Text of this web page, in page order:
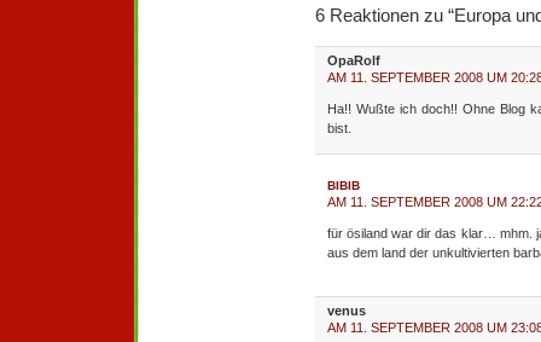
6 Reaktionen zu “Europa
OpaRolf
AM 11. SEPTEMBER 2008 UM
Ha!! Wußte ich doch!! Ohne Blog
bist.
BIBIB
AM 11. SEPTEMBER 2008 UM
für ösiland war dir das klar… mhm.
aus dem land der unkultivierten
venus
AM 11. SEPTEMBER 2008 UM